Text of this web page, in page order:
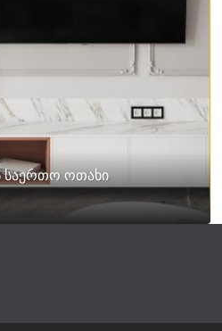
საერთო ოთახი